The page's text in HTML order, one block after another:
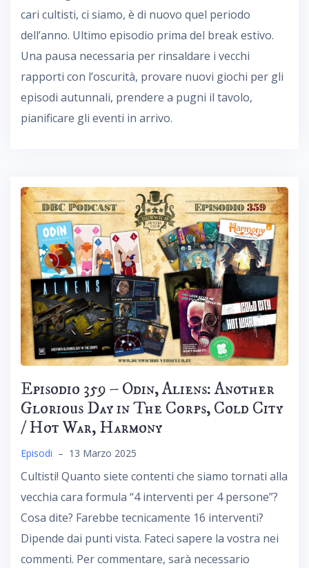
cari cultisti, ci siamo, è di nuovo quel periodo
dell’anno. Ultimo episodio prima del break estivo.
Una pausa necessaria per rinsaldare i vecchi
rapporti con l’oscurità, provare nuovi giochi per gli
episodi autunnali, prendere a pugni il tavolo,
pianificare gli eventi in arrivo.
Episodio 359 – Odin, Aliens: Another
Glorious Day in The Corps, Cold City
/ Hot War, Harmony
Episodi – 13 Marzo 2025
Cultisti! Quanto siete contenti che siamo tornati alla
vecchia cara formula “4 interventi per 4 persone”?
Cosa dite? Farebbe tecnicamente 16 interventi?
Dipende dai punti vista. Fateci sapere la vostra nei
commenti. Per commentare, sarà necessario